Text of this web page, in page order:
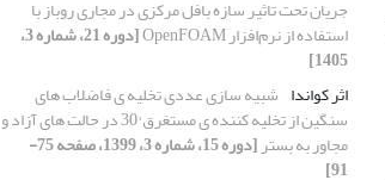
جریان تحت تاثیر سازه بافل مرکزی در مجاری روباز با
استفاده از نرم‌افزار OpenFOAM [دوره 21، شماره 3،
1405]
اثر کواندا شبیه سازی عددی تخلیه ی فاضلاب های
سنگین از تخلیه کننده ی مستغرق °30 در حالت های آزاد و
مجاور به بستر [دوره 15، شماره 3، 1399، صفحه 75-
91]